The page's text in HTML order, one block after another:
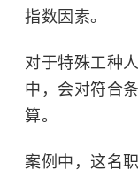
指数因素。
对于特殊工种
中，会对符合
算。
案例中，这名